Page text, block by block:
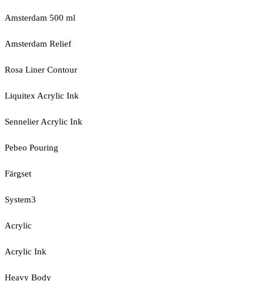
Amsterdam 500 ml
Amsterdam Relief
Rosa Liner Contour
Liquitex Acrylic Ink
Sennelier Acrylic Ink
Pebeo Pouring
Färgset
System3
Acrylic
Acrylic Ink
Heavy Body